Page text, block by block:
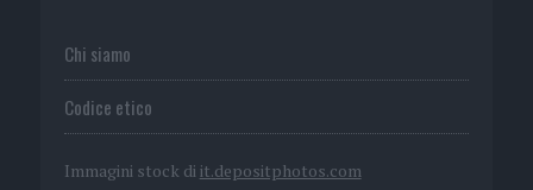
Chi siamo
Codice etico
Immagini stock di it.depositphotos.com